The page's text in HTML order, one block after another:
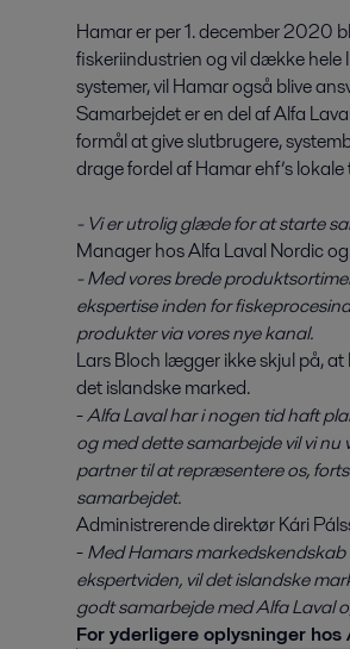
Hamar er per 1. december 2020
fiskeriindustrien og vil dække hele
systemer, vil Hamar også blive
Samarbejdet er en del af Alfa
formål at give slutbrugere,
drage fordel af Hamar ehf’s
- Vi er utrolig glæde for at starte
Manager hos Alfa Laval Nordic
- Med vores brede
ekspertise inden for
produkter via vores nye kanal.
Lars Bloch lægger ikke skjul på,
det islandske marked.
-Alfa Laval har i nogen tid haft
og med dette samarbejde vil vi
partner til at repræsentere os,
samarbejdet.
Administrerende direktør Kári
-Med Hamars
ekspertviden, vil det islandske
godt samarbejde med Alfa Laval
For yderligere oplysninger